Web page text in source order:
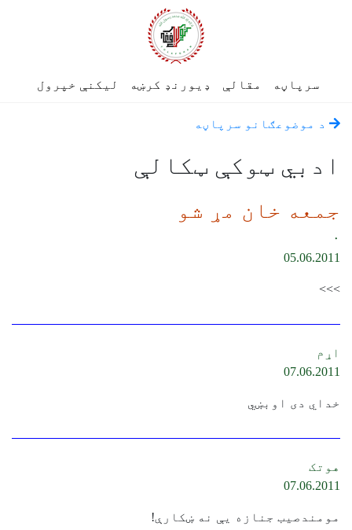
سرپاڼه مقالې ډیورنډ کرښه لیکنې خپرول
د موضوعګانو سرپاڼه
ادبي ټوکې ټکالې
جمعه خان مړ شو
۰
05.06.2011
>>>
اړم
07.06.2011
خداي دى اوبښي
هوتک
07.06.2011
مومندصیب جنازه یې نه ښکارې!